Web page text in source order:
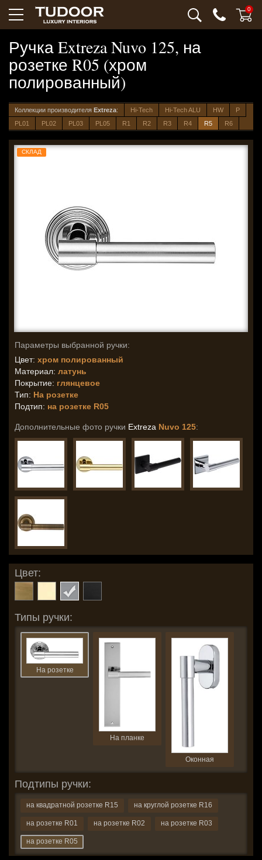
0
Ручка Extreza Nuvo 125, на
розетке R05 (хром
полированный)
Коллекции производителя Extreza: Hi-Tech Hi-Tech ALU HW
P
PL01
PL02 PL03 PL05 R1 R2 R3 R4 R5 R6
СКЛАД
Параметры выбранной ручки:
Цвет: хром полированный
Материал: латунь
Покрытие: глянцевое
Тип: На розетке
Подтип: на розетке R05
Дополнительные фото ручки Extreza Nuvo 125:
Цвет:
Типы ручки:
На розетке
На планке
Оконная
Подтипы ручки:
на квадратной розетке R15 на круглой розетке R16
на розетке R01 на розетке R02 на розетке R03
на розетке R05